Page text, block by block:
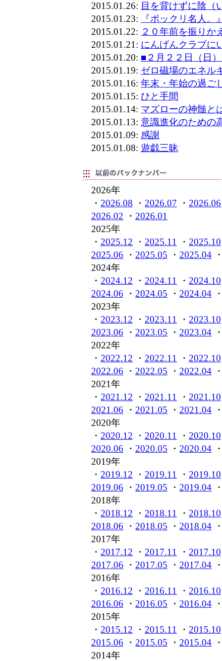
2015.01.26: 目を背けずに陰（
2015.01.23:
『ポックリ名人。
2015.01.22: ２０年前を振りか
2015.01.21: にんげんクラブに
2015.01.20: ■２月２２日（日
2015.01.19: ゼロ磁場のエネル
2015.01.16: 年末・年始の過ご
2015.01.15: ひと手間
2015.01.14: マズローの神髄
2015.01.13: 意識進化のための
2015.01.09: 感謝
2015.01.08: 遊戯三昧
2026年
・ 2026.08 ・ 2026.07 ・ 2026.06
2026.02 ・ 2026.01
2025年
・ 2025.12 ・ 2025.11 ・ 2025.10
2025.06 ・ 2025.05 ・ 2025.04
2024年
・ 2024.12 ・ 2024.11 ・ 2024.10
2024.06 ・ 2024.05 ・ 2024.04
2023年
・ 2023.12 ・ 2023.11 ・ 2023.10
2023.06 ・ 2023.05 ・ 2023.04
2022年
・ 2022.12 ・ 2022.11 ・ 2022.10
2022.06 ・ 2022.05 ・ 2022.04
2021年
・ 2021.12 ・ 2021.11 ・ 2021.10
2021.06 ・ 2021.05 ・ 2021.04
2020年
・ 2020.12 ・ 2020.11 ・ 2020.10
2020.06 ・ 2020.05 ・ 2020.04
2019年
・ 2019.12 ・ 2019.11 ・ 2019.10
2019.06 ・ 2019.05 ・ 2019.04
2018年
・ 2018.12 ・ 2018.11 ・ 2018.10
2018.06 ・ 2018.05 ・ 2018.04
2017年
・ 2017.12 ・ 2017.11 ・ 2017.10
2017.06 ・ 2017.05 ・ 2017.04
2016年
・ 2016.12 ・ 2016.11 ・ 2016.10
2016.06 ・ 2016.05 ・ 2016.04
2015年
・ 2015.12 ・ 2015.11 ・ 2015.10
2015.06 ・ 2015.05 ・ 2015.04
2014年